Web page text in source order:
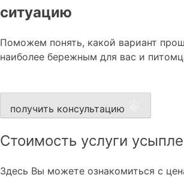
ситуацию
Поможем понять, какой вариант
наиболее бережным для вас и
получить консультацию
Стоимость услуги
Здесь Вы можете ознакомиться с